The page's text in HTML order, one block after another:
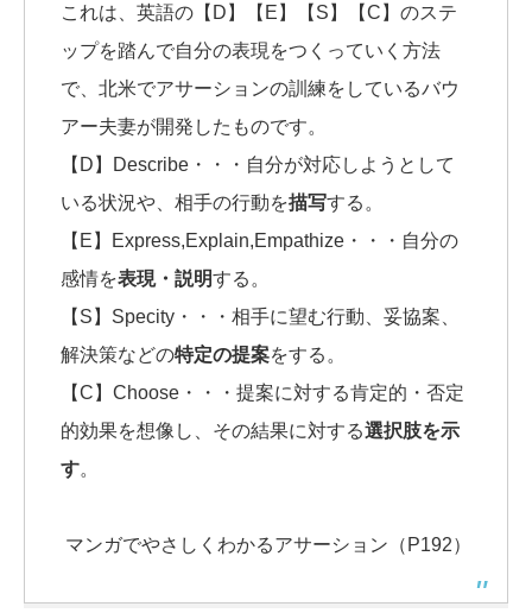
これは、英語の【D】【E】【S】【C】のステ
ップを踏んで自分の表現をつくっていく方法
で、北米でアサーションの訓練をしているバウ
アー夫妻が開発したものです。
【D】Describe・・・自分が対応しようとして
いる状況や、相手の行動を描写する。
【E】Express,Explain,Empathize・・・自分の
感情を表現・説明する。
【S】Specity・・・相手に望む行動、妥協案、
解決策などの特定の提案をする。
【C】Choose・・・提案に対する肯定的・否定
的効果を想像し、その結果に対する選択肢を示
す。
マンガでやさしくわかるアサーション（P192）